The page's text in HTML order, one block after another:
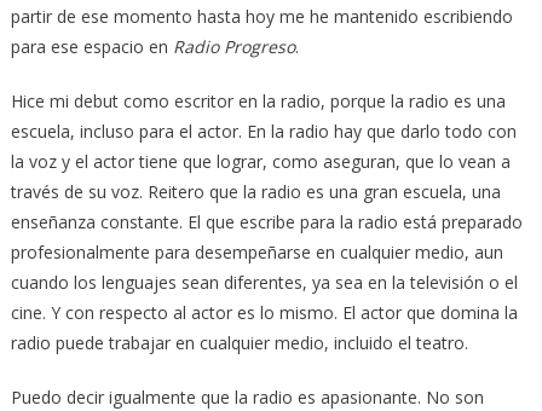
partir de ese momento hasta hoy me he mantenido escribiendo
para ese espacio en Radio Progreso.
Hice mi debut como escritor en la radio, porque la radio es una
escuela, incluso para el actor. En la radio hay que darlo todo con
la voz y el actor tiene que lograr, como aseguran, que lo vean a
través de su voz. Reitero que la radio es una gran escuela, una
enseñanza constante. El que escribe para la radio está preparado
profesionalmente para desempeñarse en cualquier medio, aun
cuando los lenguajes sean diferentes, ya sea en la televisión o el
cine. Y con respecto al actor es lo mismo. El actor que domina la
radio puede trabajar en cualquier medio, incluido el teatro.
Puedo decir igualmente que la radio es apasionante. No son